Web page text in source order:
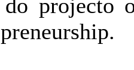
do projecto